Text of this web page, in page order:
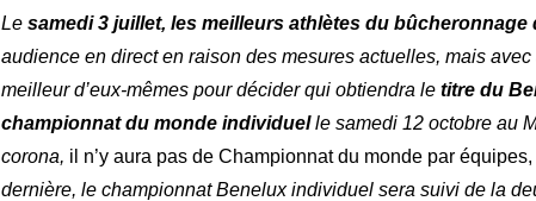
Le samedi 3 juillet, les meilleurs athlètes du bûcheronnage
audience en direct en raison des mesures actuelles, mais
meilleur d’eux-mêmes pour décider qui obtiendra le titre du
championnat du monde individuelle samedi 12 octobre au
corona, il n’y aura pas de Championnat du monde par équipes,
dernière, le championnat Benelux individuel sera suivi de la